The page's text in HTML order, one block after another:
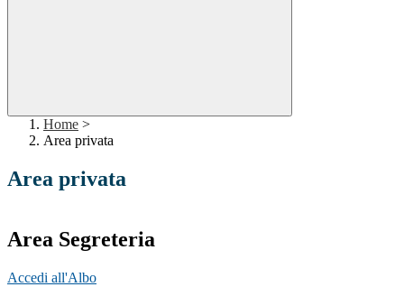
Home >
Area privata
Area privata
Area Segreteria
Accedi all'Albo